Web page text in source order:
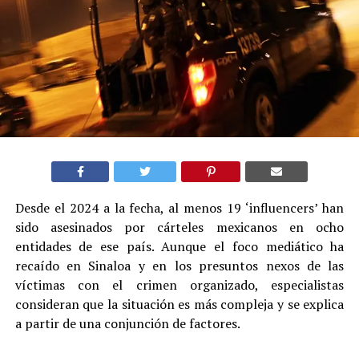
Desde el 2024 a la fecha, al menos 19 ‘influencers’ han
sido asesinados por cárteles mexicanos en ocho
entidades de ese país. Aunque el foco mediático ha
recaído en Sinaloa y en los presuntos nexos de las
víctimas con el crimen organizado, especialistas
consideran que la situación es más compleja y se explica
a partir de una conjunción de factores.